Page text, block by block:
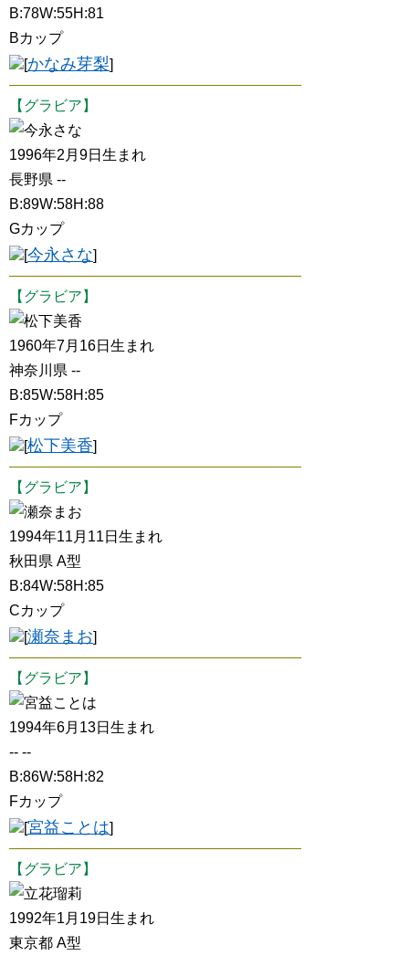
B:78W:55H:81
Bカップ
[かなみ芽梨]
【グラビア】
今永さな
1996年2月9日生まれ
長野県 --
B:89W:58H:88
Gカップ
[今永さな]
【グラビア】
松下美香
1960年7月16日生まれ
神奈川県 --
B:85W:58H:85
Fカップ
[松下美香]
【グラビア】
瀬奈まお
1994年11月11日生まれ
秋田県 A型
B:84W:58H:85
Cカップ
[瀬奈まお]
【グラビア】
宮益ことは
1994年6月13日生まれ
-- --
B:86W:58H:82
Fカップ
[宮益ことは]
【グラビア】
立花瑠莉
1992年1月19日生まれ
東京都 A型